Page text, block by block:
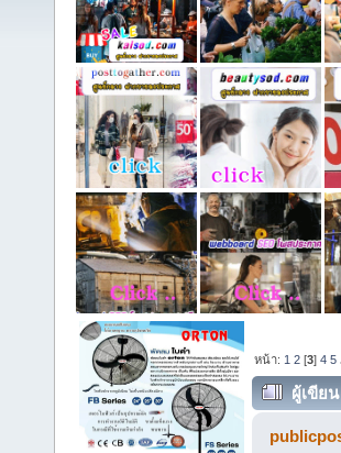
หน้า: 1 2 [3]4 5
ผู้เขียน
ทางธุรกิจ